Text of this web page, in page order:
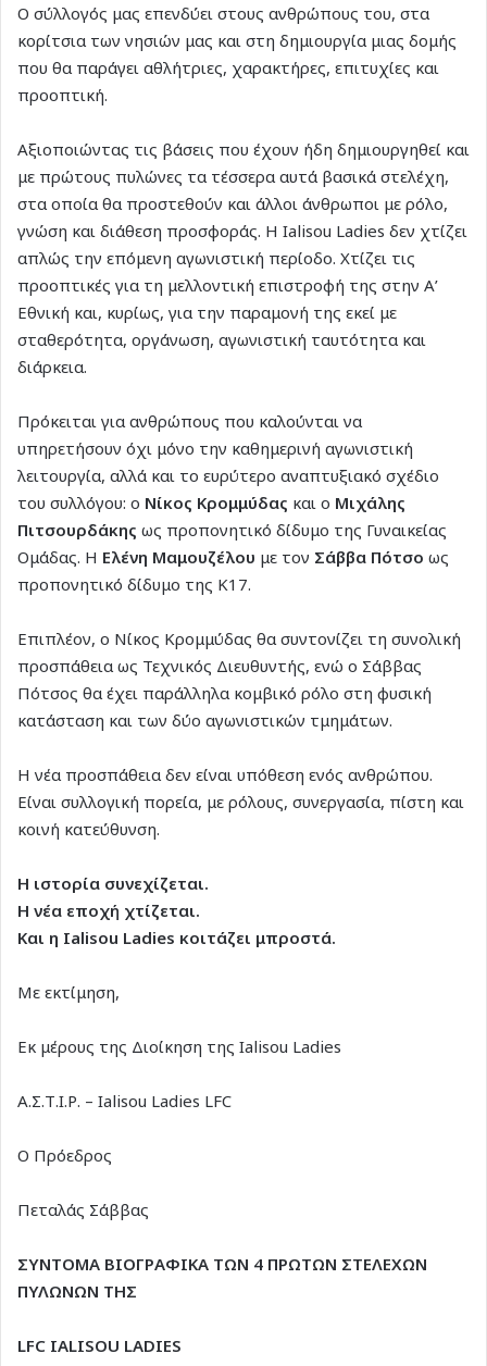
Ο σύλλογός μας επενδύει στους ανθρώπους του, στα
κορίτσια των νησιών μας και στη δημιουργία μιας δομής
που θα παράγει αθλήτριες, χαρακτήρες, επιτυχίες και
προοπτική.
Αξιοποιώντας τις βάσεις που έχουν ήδη δημιουργηθεί και
με πρώτους πυλώνες τα τέσσερα αυτά βασικά στελέχη,
στα οποία θα προστεθούν και άλλοι άνθρωποι με ρόλο,
γνώση και διάθεση προσφοράς. Η Ialisou Ladies δεν χτίζει
απλώς την επόμενη αγωνιστική περίοδο. Χτίζει τις
προοπτικές για τη μελλοντική επιστροφή της στην Α’
Εθνική και, κυρίως, για την παραμονή της εκεί με
σταθερότητα, οργάνωση, αγωνιστική ταυτότητα και
διάρκεια.
Πρόκειται για ανθρώπους που καλούνται να
υπηρετήσουν όχι μόνο την καθημερινή αγωνιστική
λειτουργία, αλλά και το ευρύτερο αναπτυξιακό σχέδιο
του συλλόγου: ο Νίκος Κρομμύδας και ο Μιχάλης
Πιτσουρδάκης ως προπονητικό δίδυμο της Γυναικείας
Ομάδας. Η Ελένη Μαμουζέλου με τον Σάββα Πότσο ως
προπονητικό δίδυμο της Κ17.
Επιπλέον, ο Νίκος Κρομμύδας θα συντονίζει τη συνολική
προσπάθεια ως Τεχνικός Διευθυντής, ενώ ο Σάββας
Πότσος θα έχει παράλληλα κομβικό ρόλο στη φυσική
κατάσταση και των δύο αγωνιστικών τμημάτων.
Η νέα προσπάθεια δεν είναι υπόθεση ενός ανθρώπου.
Είναι συλλογική πορεία, με ρόλους, συνεργασία, πίστη και
κοινή κατεύθυνση.
Η ιστορία συνεχίζεται.
Η νέα εποχή χτίζεται.
Και η Ialisou Ladies κοιτάζει μπροστά.
Με εκτίμηση,
Εκ μέρους της Διοίκηση της Ialisou Ladies
Α.Σ.Τ.Ι.Ρ. – Ialisou Ladies LFC
Ο Πρόεδρος
Πεταλάς Σάββας
ΣΥΝΤΟΜΑ ΒΙΟΓΡΑΦΙΚΑ ΤΩΝ 4 ΠΡΩΤΩΝ ΣΤΕΛΕΧΩΝ
ΠΥΛΩΝΩΝ ΤΗΣ
LFC IALISOU LADIES